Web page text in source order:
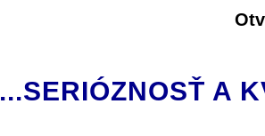
...SERIÓZNOSŤ A